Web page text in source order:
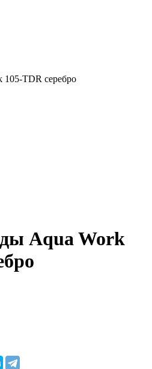
105-TDR серебро
Aqua Work